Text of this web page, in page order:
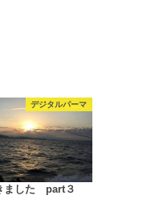
デジタルパーマ
ました part３